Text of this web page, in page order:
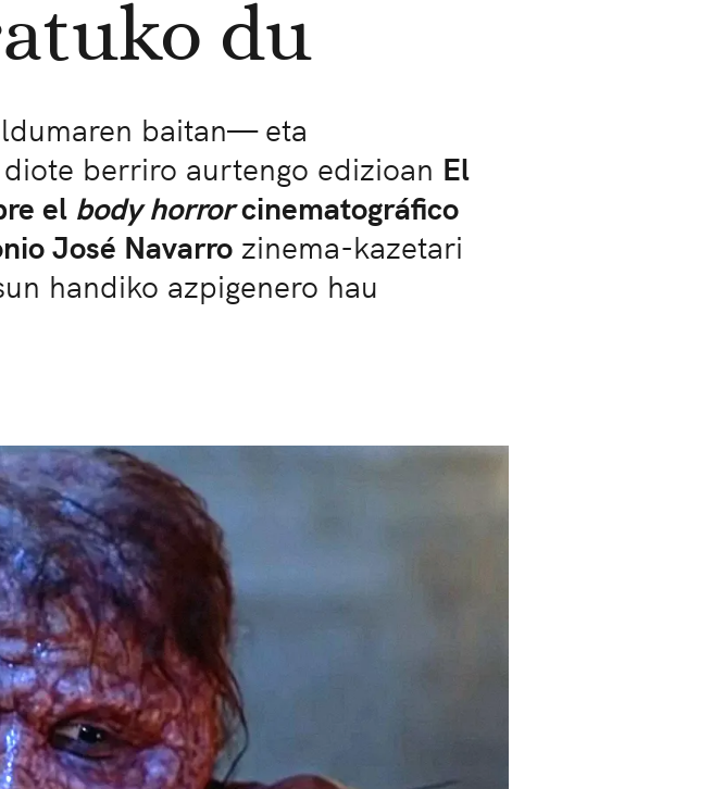
du
baitan— eta
berriro aurtengo edizioan El
el body horrorcinematográfico
José Navarro zinema-kazetari
handiko azpigenero hau